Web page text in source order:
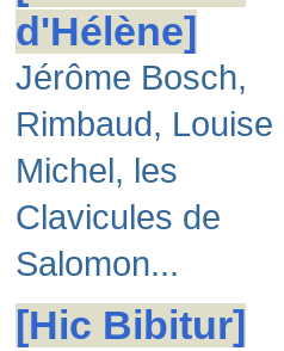
d'Hélène]
Jérôme Bosch,
Rimbaud, Louise
Michel, les
Clavicules de
Salomon...
[Hic Bibitur]